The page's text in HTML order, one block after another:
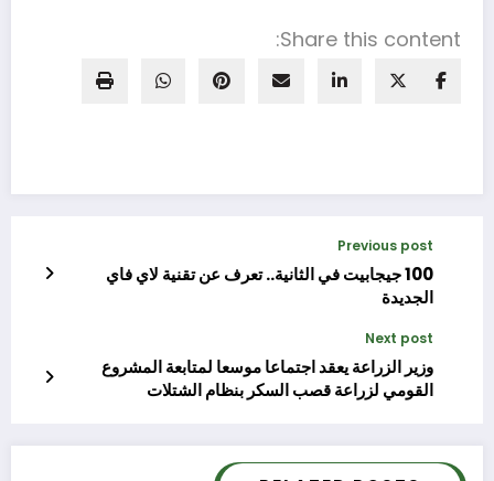
Share this content:
Previous post
100 جيجابيت في الثانية.. تعرف عن تقنية لاي فاي
الجديدة
Next post
وزير الزراعة يعقد اجتماعا موسعا لمتابعة المشروع
القومي لزراعة قصب السكر بنظام الشتلات